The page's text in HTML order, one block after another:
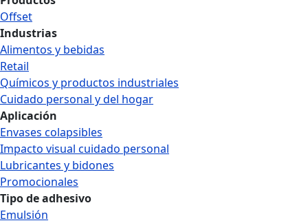
Offset
Industrias
Alimentos y bebidas
Retail
Químicos y productos industriales
Cuidado personal y del hogar
Aplicación
Envases colapsibles
Impacto visual cuidado personal
Lubricantes y bidones
Promocionales
Tipo de adhesivo
Emulsión